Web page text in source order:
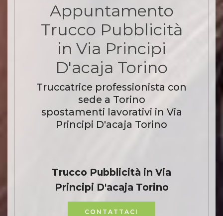
Appuntamento
Trucco Pubblicità
in Via Principi
D'acaja Torino
Truccatrice professionista con
sede a Torino
spostamenti lavorativi in Via
Principi D'acaja Torino
Trucco Pubblicità in Via
Principi D'acaja Torino
CONTATTACI